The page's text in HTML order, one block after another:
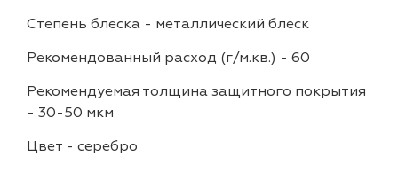
Степень блеска - металлический блеск
Рекомендованный расход (г/м.кв.) - 60
Рекомендуемая толщина защитного покрытия
- 30-50 мкм
Цвет - серебро